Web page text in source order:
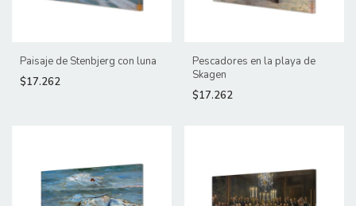
Paisaje de Stenbjerg con luna
$17.262
Pescadores en la playa de
Skagen
$17.262